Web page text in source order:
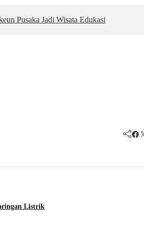
Pusaka Jadi Wisata Edukasi
Facebook Twitter
Listrik